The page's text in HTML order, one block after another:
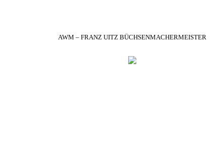
AWM – FRANZ UITZ BÜCHSENMACHERMEISTER